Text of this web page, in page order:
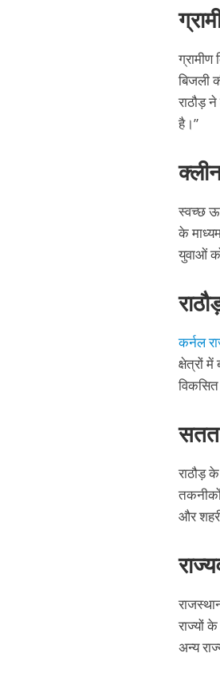
बिजली
राठौड़
है।”
स्वच्छ
के
युवाओं
कर्नल
क्षेत्रों
सतत
राठौड़
और
राज्यों
अन्य